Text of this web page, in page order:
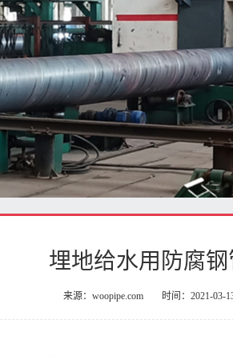
埋地给水用防腐钢
来源：woopipe.com 时间：2021-03-